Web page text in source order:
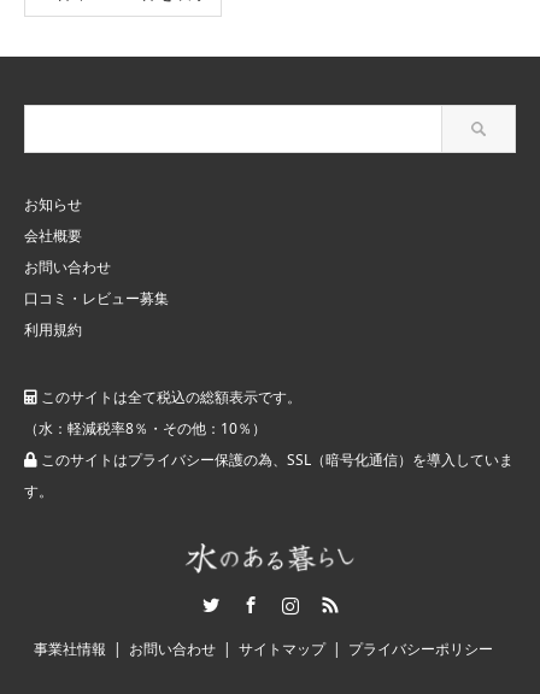
お知らせ
会社概要
お問い合わせ
口コミ・レビュー募集
利用規約
このサイトは全て税込の総額表示です。
（水：軽減税率8％・その他：10％）
このサイトはプライバシー保護の為、SSL（暗号化通信）を導入していま
す。
InstagramRSS
事業社情報 お問い合わせ サイトマップ プライバシーポリシー